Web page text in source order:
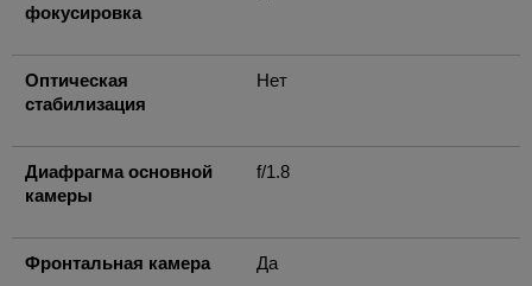
фокусировка
Оптическая
стабилизация
Нет
Диафрагма основной
камеры
f/1.8
Фронтальная камера Да